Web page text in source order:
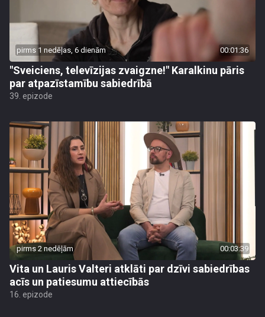
pirms 1 nedēļas, 6 dienām 00:01:36
"Sveiciens, televīzijas zvaigzne!" Karalkinu pāris
par atpazīstamību sabiedrībā
39. epizode
pirms 2 nedēļām 00:03:39
Vita un Lauris Valteri atklāti par dzīvi sabiedrības
acīs un patiesumu attiecībās
16. epizode